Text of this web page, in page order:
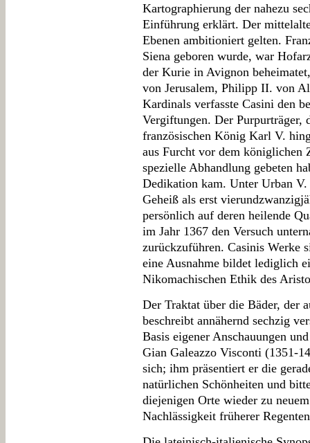
Kartographierung der nahezu
Einführung erklärt. Der
Ebenen ambitioniert gelten.
Siena geboren wurde, war
der Kurie in Avignon
von Jerusalem, Philipp II. von
Kardinals verfasste Casini den
Vergiftungen. Der Purpurträger,
französischen König Karl V.
aus Furcht vor dem königlichen
spezielle Abhandlung gebeten
Dedikation kam. Unter Urban
Geheiß als erst
persönlich auf deren heilende
im Jahr 1367 den Versuch
zurückzuführen. Casinis Werke
eine Ausnahme bildet lediglich
Nikomachischen Ethik des
Der Traktat über die Bäder, der
beschreibt annähernd sechzig
Basis eigener Anschauungen
Gian Galeazzo Visconti (1351-
sich; ihm präsentiert er die
natürlichen Schönheiten und
diejenigen Orte wieder zu
Nachlässigkeit früherer